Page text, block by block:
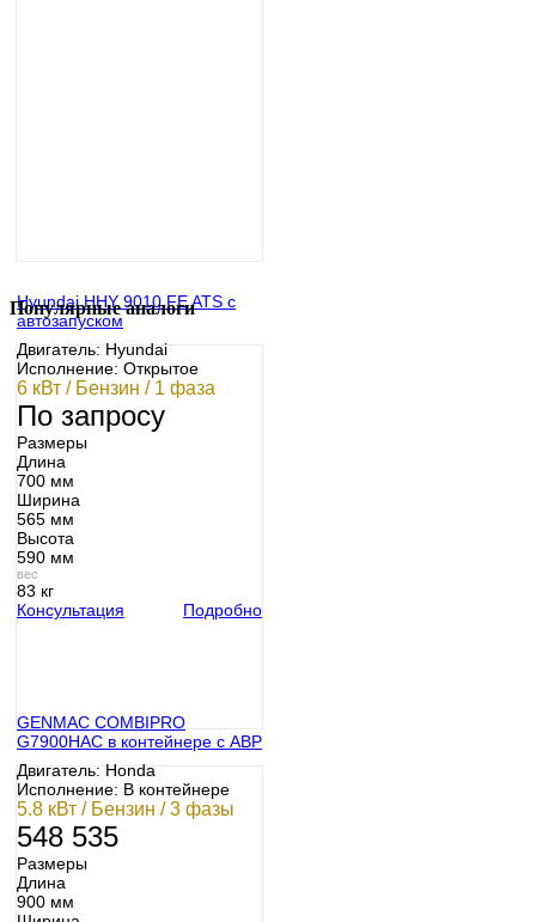
Hyundai HHY 9010 FE ATS с
автозапуском
Двигатель: Hyundai
Исполнение: Открытое
6 кВт / Бензин / 1 фаза
По запросу
Размеры
Длина
700 мм
Ширина
565 мм
Высота
590 мм
вес
83 кг
Консультация
Подробно
GENMAC COMBIPRO
G7900HAC в контейнере с АВР
Двигатель: Honda
Исполнение: В контейнере
5.8 кВт / Бензин / 3 фазы
548 535
Размеры
Длина
900 мм
Популярные аналоги